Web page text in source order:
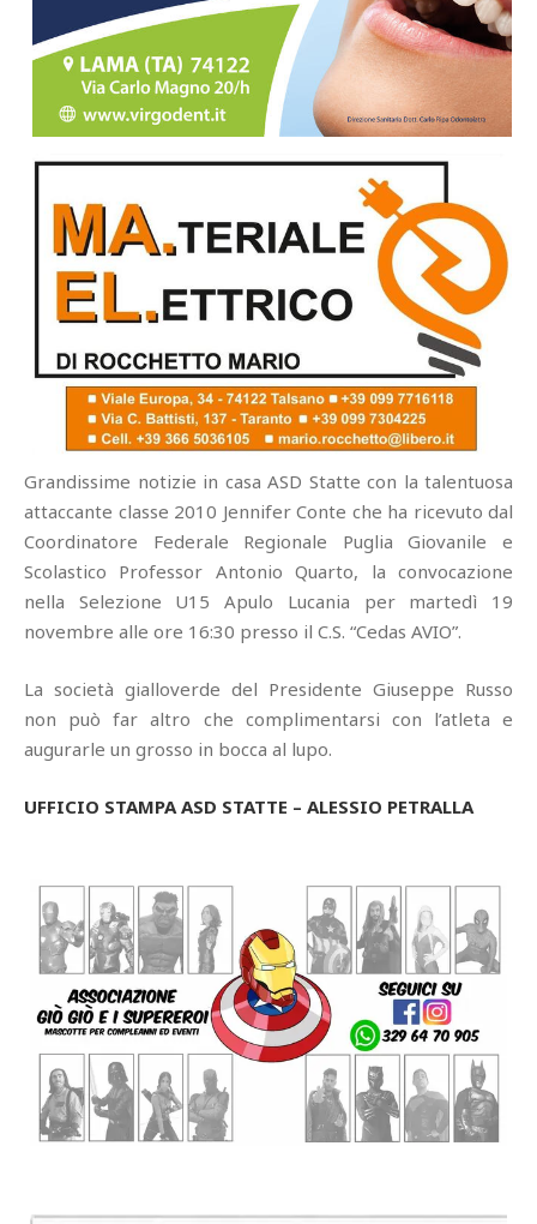
Grandissime notizie in casa ASD Statte con la talentuosa
attaccante classe 2010 Jennifer Conte che ha ricevuto dal
Coordinatore Federale Regionale Puglia Giovanile e
Scolastico Professor Antonio Quarto, la convocazione
nella Selezione U15 Apulo Lucania per martedì 19
novembre alle ore 16:30 presso il C.S. “Cedas AVIO”.
La società gialloverde del Presidente Giuseppe Russo
non può far altro che complimentarsi con l’atleta e
augurarle un grosso in bocca al lupo.
UFFICIO STAMPA ASD STATTE – ALESSIO PETRALLA